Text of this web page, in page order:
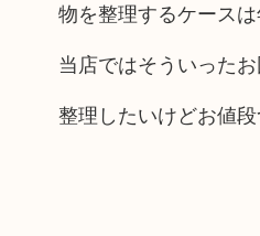
物を整理するケースは
当店ではそういった
整理したいけどお値